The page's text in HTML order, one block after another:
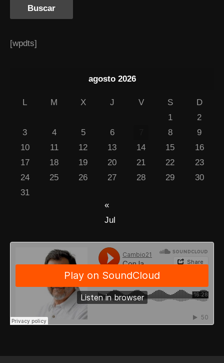
[wpdts]
agosto 2026
L M X J V S
D
1
2
3
4 5 6 8
9
10
11 12 13 14 15
16
17
18 19 20 21 22
23
24
25 26 27 28 29
30
31
«
Jul